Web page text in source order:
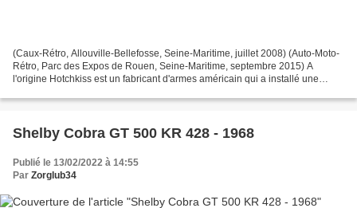
(Caux-Rétro, Allouville-Bellefosse, Seine-Maritime, juillet 2008) (Auto-Moto-
Rétro, Parc des Expos de Rouen, Seine-Maritime, septembre 2015) A
l'origine Hotchkiss est un fabricant d'armes américain qui a installé une
Shelby Cobra GT 500 KR 428 - 1968
Publié le 13/02/2022 à 14:55
Par Zorglub34